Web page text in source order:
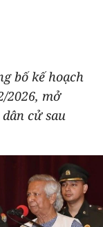
bố kế hoạch
2026, mở
cử sau